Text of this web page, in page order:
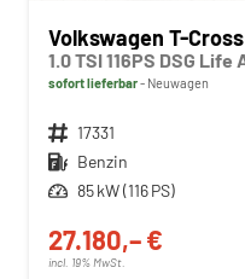
Volkswagen T-Cross
sofort lieferbar Neuwagen
Fahrzeugnr. 17331
Kraftstoff Benzin
Leistung 85 kW (116 PS)
27.180,– €
incl. 19% MwSt.